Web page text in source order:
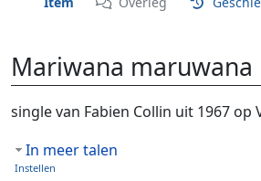
Mariwana maruwana
Ga naar:navigatie ,zoeken
single van Fabien Collin uit 1967 op
In meer talen
Instellen